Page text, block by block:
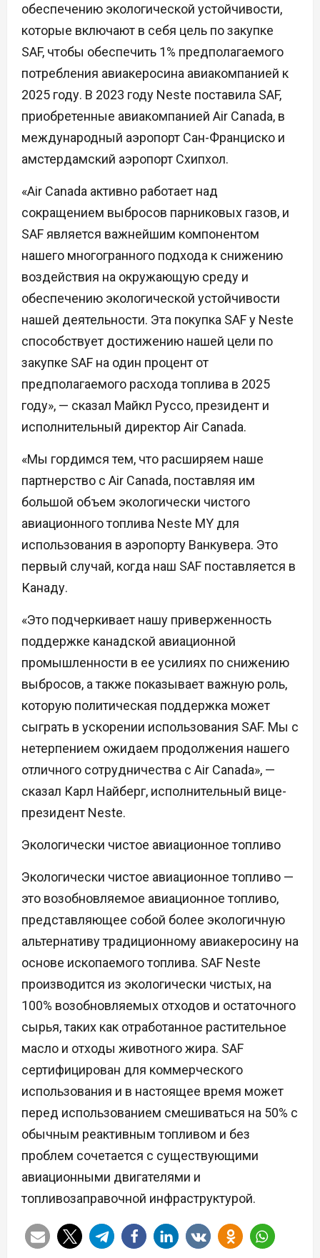
обеспечению экологической устойчивости,
которые включают в себя цель по закупке
SAF, чтобы обеспечить 1% предполагаемого
потребления авиакеросина авиакомпанией к
2025 году. В 2023 году Neste поставила SAF,
приобретенные авиакомпанией Air Canada, в
международный аэропорт Сан-Франциско и
амстердамский аэропорт Схипхол.
«Air Canada активно работает над
сокращением выбросов парниковых газов, и
SAF является важнейшим компонентом
нашего многогранного подхода к снижению
воздействия на окружающую среду и
обеспечению экологической устойчивости
нашей деятельности. Эта покупка SAF у Neste
способствует достижению нашей цели по
закупке SAF на один процент от
предполагаемого расхода топлива в 2025
году», — сказал Майкл Руссо, президент и
исполнительный директор Air Canada.
«Мы гордимся тем, что расширяем наше
партнерство с Air Canada, поставляя им
большой объем экологически чистого
авиационного топлива Neste MY для
использования в аэропорту Ванкувера. Это
первый случай, когда наш SAF поставляется в
Канаду.
«Это подчеркивает нашу приверженность
поддержке канадской авиационной
промышленности в ее усилиях по снижению
выбросов, а также показывает важную роль,
которую политическая поддержка может
сыграть в ускорении использования SAF. Мы с
нетерпением ожидаем продолжения нашего
отличного сотрудничества с Air Canada», —
сказал Карл Найберг, исполнительный вице-
президент Neste.
Экологически чистое авиационное топливо
Экологически чистое авиационное топливо —
это возобновляемое авиационное топливо,
представляющее собой более экологичную
альтернативу традиционному авиакеросину на
основе ископаемого топлива. SAF Neste
производится из экологически чистых, на
100% возобновляемых отходов и остаточного
сырья, таких как отработанное растительное
масло и отходы животного жира. SAF
сертифицирован для коммерческого
использования и в настоящее время может
перед использованием смешиваться на 50% с
обычным реактивным топливом и без
проблем сочетается с существующими
авиационными двигателями и
топливозаправочной инфраструктурой.